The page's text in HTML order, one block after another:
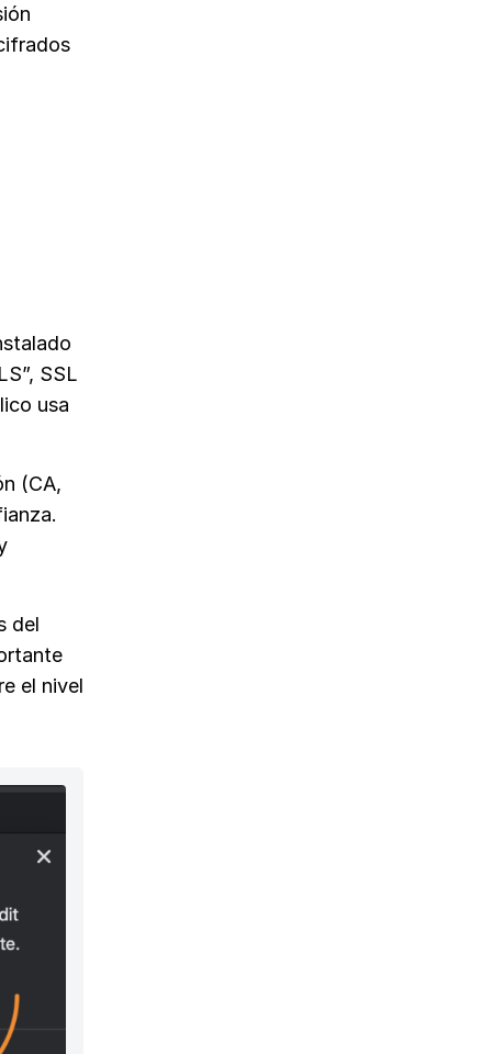
SSL
usa
(CA,
del
el nivel